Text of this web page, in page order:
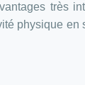
très
physique en